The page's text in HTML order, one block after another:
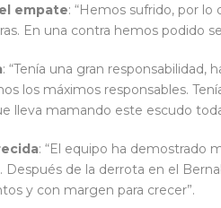
empate: “Hemos sufrido, por
En una contra hemos podido
: “Tenía una gran responsabilidad,
los máximos responsables.
lleva mamando este escudo
: “El equipo ha demostrado
de la derrota en el
y con margen para crecer”.